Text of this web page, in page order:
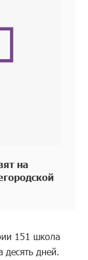
на
151 школа
десять дней.